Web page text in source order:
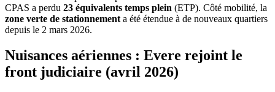
CPAS a perdu 23 équivalents temps plein (ETP). Côté mobilité, la
zone verte de stationnement a été étendue à de nouveaux quartiers
depuis le 2 mars 2026.
Nuisances aériennes : Evere rejoint le
front judiciaire (avril 2026)